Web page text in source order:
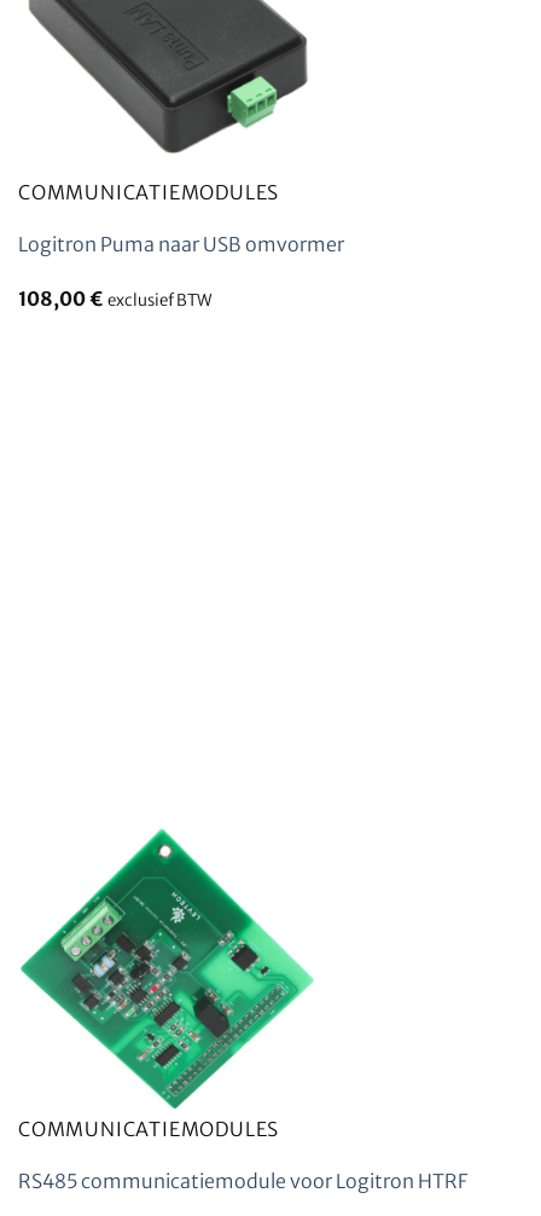
COMMUNICATIEMODULES
Logitron Puma naar USB omvormer
108,00€ exclusief BTW
COMMUNICATIEMODULES
RS485 communicatiemodule voor Logitron HTRF